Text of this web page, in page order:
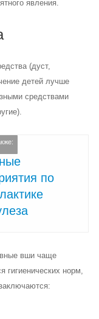
явления.
(дуст,
детей лучше
средствами
по
вши чаще
норм,